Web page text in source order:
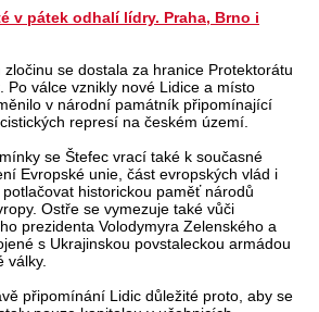
v pátek odhalí lídry. Praha, Brno i
se dostala za hranice Protektorátu
Po válce vznikly nové Lidice a místo
v národní památník připomínající
represí na českém území.
se Štefec vrací také k současné
Evropské unie, část evropských vlád i
historickou paměť národů
Ostře se vymezuje také vůči
prezidenta Volodymyra Zelenského a
s Ukrajinskou povstaleckou armádou
války.
připomínání Lidic důležité proto, aby se